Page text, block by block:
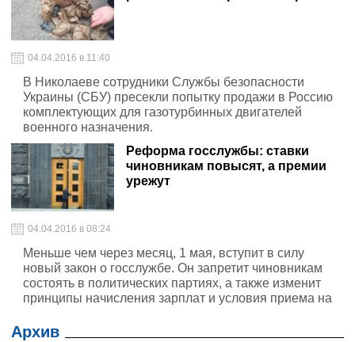
04.04.2016 в 11:40
В Николаеве сотрудники Службы безопасности
Украины (СБУ) пресекли попытку продажи в Россию
комплектующих для газотурбинных двигателей
военного назначения.
Реформа госслужбы: ставки
чиновникам повысят, а премии
урежут
04.04.2016 в 08:24
Меньше чем через месяц, 1 мая, вступит в силу
новый закон о госслужбе. Он запретит чиновникам
состоять в политических партиях, а также изменит
принципы начисления зарплат и условия приема на
сами госслужащие.
Архив